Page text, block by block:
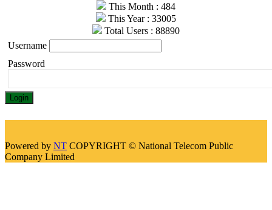
This Month : 484
This Year : 33005
Total Users : 88890
Username
Password
Powered by NT COPYRIGHT © National Telecom Public
Company Limited